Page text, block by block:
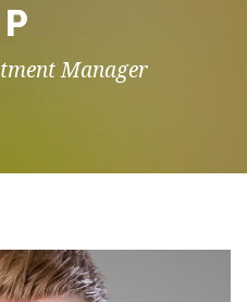
Manager